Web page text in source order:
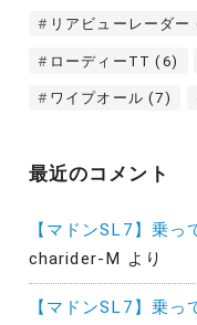
リアビューレーダー
ローディーTT (6)
ワイプオール (7)
最近のコメント
【マドンSL7】乗
charider-M
より
【マドンSL7】乗